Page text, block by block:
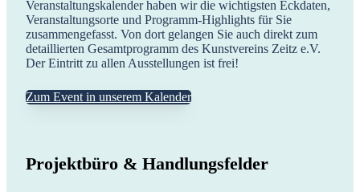
Veranstaltungskalender haben wir die wichtigsten Eckdaten,
Veranstaltungsorte und Programm-Highlights für Sie
zusammengefasst. Von dort gelangen Sie auch direkt zum
detaillierten Gesamtprogramm des Kunstvereins Zeitz e.V.
Der Eintritt zu allen Ausstellungen ist frei!
Zum Event in unserem Kalender
Projektbüro & Handlungsfelder